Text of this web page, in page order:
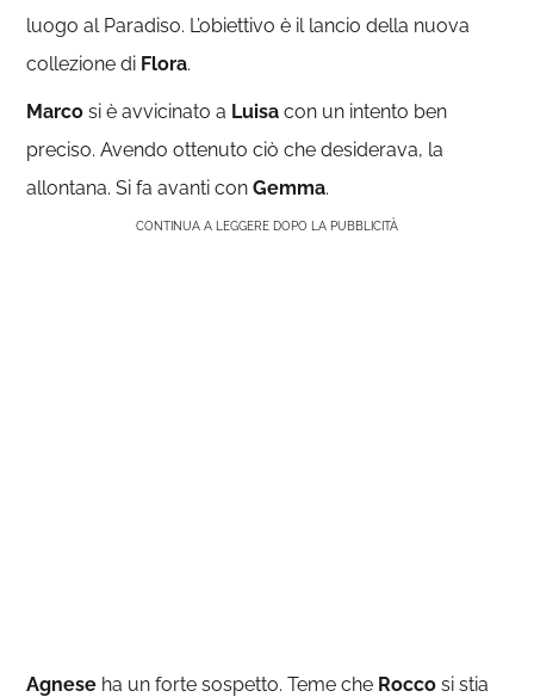
luogo al Paradiso. L’obiettivo è il lancio della nuova
collezione di Flora.
Marco si è avvicinato a Luisa con un intento ben
preciso. Avendo ottenuto ciò che desiderava, la
allontana. Si fa avanti conGemma.
CONTINUA A LEGGERE DOPO LA PUBBLICITÀ
Agnese ha un forte sospetto. Teme che Rocco si stia